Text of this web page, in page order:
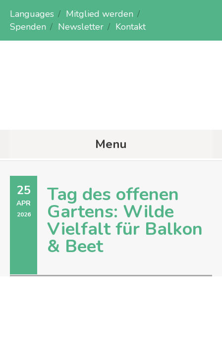
Languages
Mitglied werden
Spenden
Newsletter Kontakt
Menu
25
APR
2026
Tag des offenen
Gartens: Wilde
Vielfalt für Balkon
& Beet